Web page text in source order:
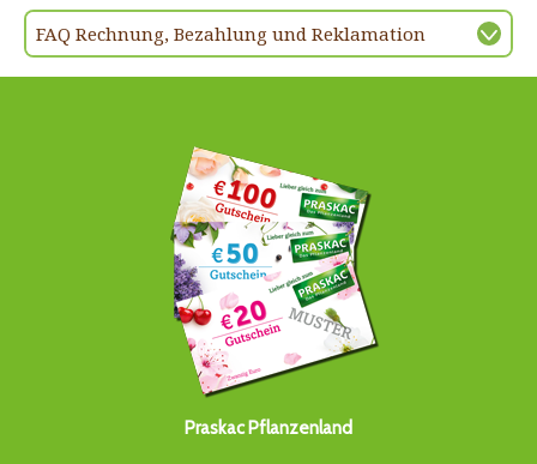
FAQ Rechnung, Bezahlung und Reklamation
Praskac Pflanzenland